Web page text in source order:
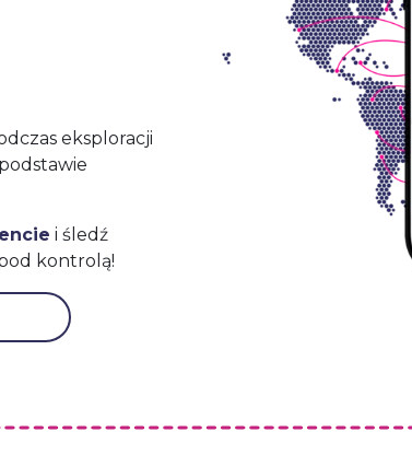
eksploracji
i śledź
kontrolą!